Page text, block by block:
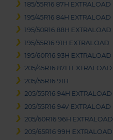
185/55R16 87H EXTRALOAD
195/45R16 84H EXTRALOAD
195/50R16 88H EXTRALOAD
195/55R16 91H EXTRALOAD
195/60R16 93H EXTRALOAD
205/45R16 87H EXTRALOAD
205/55R16 91H
205/55R16 94H EXTRALOAD
205/55R16 94V EXTRALOAD
205/60R16 96H EXTRALOAD
205/65R16 99H EXTRALOAD